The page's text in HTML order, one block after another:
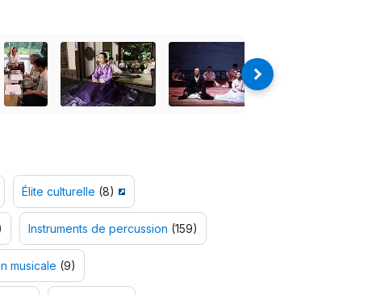
Élite culturelle (8)
Instruments de percussion (159)
musicale (9)